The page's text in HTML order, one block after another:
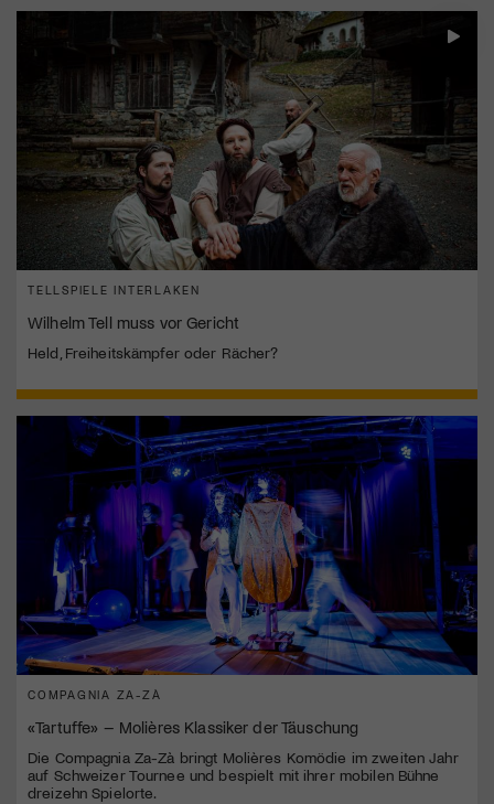
TELLSPIELE INTERLAKEN
Wilhelm Tell muss vor Gericht
Held, Freiheitskämpfer oder Rächer?
COMPAGNIA ZA-ZÀ
«Tartuffe» – Molières Klassiker der Täuschung
Die Compagnia Za-Zà bringt Molières Komödie im zweiten Jahr
auf Schweizer Tournee und bespielt mit ihrer mobilen Bühne
dreizehn Spielorte.